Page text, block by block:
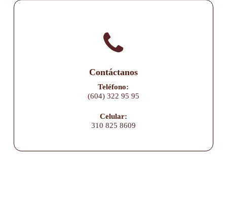
Contáctanos
Teléfono:
(604) 322 95 95
Celular:
310 825 8609